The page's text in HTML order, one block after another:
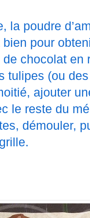
la poudre
pour
chocolat en
tulipes (ou
ajouter
le reste du
démouler,